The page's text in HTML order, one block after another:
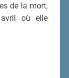
de la mort,
où elle